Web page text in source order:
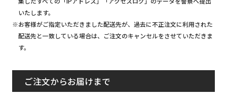
いたします。
※お客様がご指定いただきました配送先が、過去に不正注文に利用された
配送先と一致している場合は、ご注文のキャンセルをさせていただきま
す。
ご注文からお届けまで